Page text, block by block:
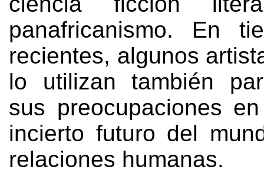
panafricanismo. En
recientes, algunos
lo utilizan también
sus preocupaciones
incierto futuro del
relaciones humanas.